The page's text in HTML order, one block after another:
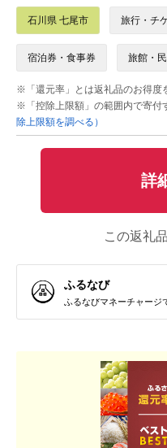
石川県 七尾市 旅行・チ
宿泊券・食事券 旅館・
※「還元率」とは返礼品のお得度
※「控除上限額」の範囲内で寄付
除上限額を調べる）
詳
この返礼
ふるなび
ふるなびマネーチャージ